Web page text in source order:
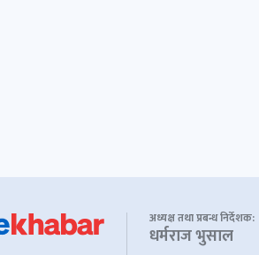
अध्यक्ष तथा प्रबन्ध निर्देशक:
धर्मराज भुसाल